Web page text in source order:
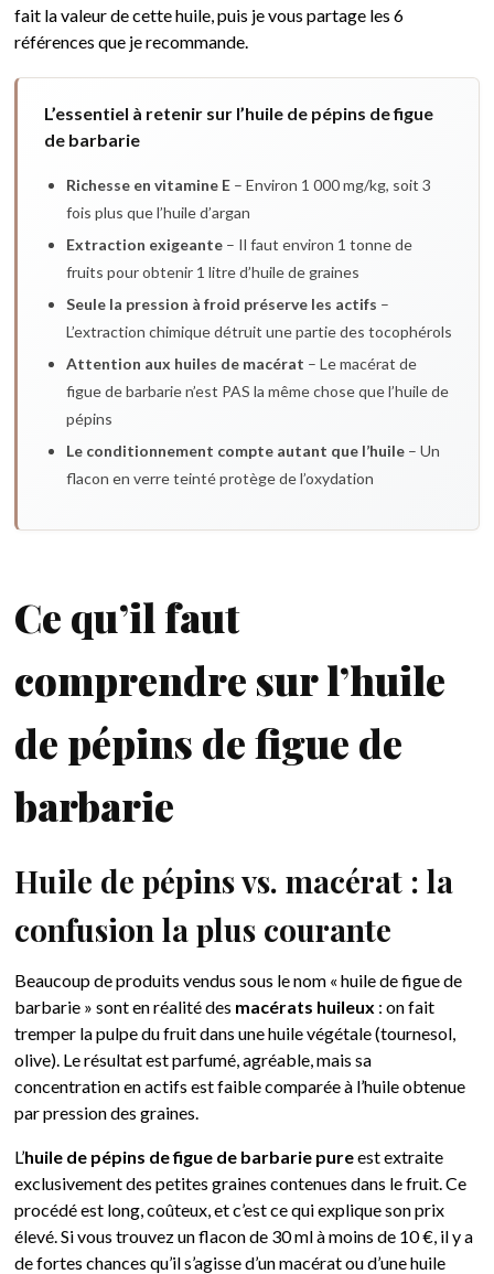
fait la valeur de cette huile, puis je vous partage les 6
références que je recommande.
L’essentiel à retenir sur l’huile de pépins de figue
de barbarie
Richesse en vitamine E – Environ 1 000 mg/kg, soit 3
fois plus que l’huile d’argan
Extraction exigeante – Il faut environ 1 tonne de
fruits pour obtenir 1 litre d’huile de graines
Seule la pression à froid préserve les actifs –
L’extraction chimique détruit une partie des tocophérols
Attention aux huiles de macérat – Le macérat de
figue de barbarie n’est PAS la même chose que l’huile de
pépins
Le conditionnement compte autant que l’huile – Un
flacon en verre teinté protège de l’oxydation
Ce qu’il faut
comprendre sur l’huile
de pépins de figue de
barbarie
Huile de pépins vs. macérat : la
confusion la plus courante
Beaucoup de produits vendus sous le nom « huile de figue de
barbarie » sont en réalité des macérats huileux : on fait
tremper la pulpe du fruit dans une huile végétale (tournesol,
olive). Le résultat est parfumé, agréable, mais sa
concentration en actifs est faible comparée à l’huile obtenue
par pression des graines.
L’huile de pépins de figue de barbarie pureest extraite
exclusivement des petites graines contenues dans le fruit. Ce
procédé est long, coûteux, et c’est ce qui explique son prix
élevé. Si vous trouvez un flacon de 30 ml à moins de 10 €, il y a
de fortes chances qu’il s’agisse d’un macérat ou d’une huile